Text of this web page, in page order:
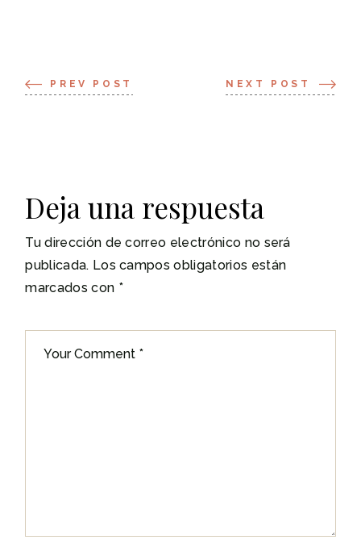
PREV POST NEXT POST
Deja una respuesta
Tu dirección de correo electrónico no será
publicada. Los campos obligatorios están
marcados con *